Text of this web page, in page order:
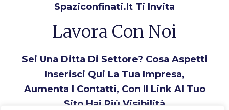
Spaziconfinati.it Ti Invita
Lavora Con Noi
Sei Una Ditta Di Settore? Cosa Aspetti
Inserisci Qui La Tua Impresa,
Aumenta I Contatti, Con Il Link Al Tuo
Sito Hai Più Visibilità